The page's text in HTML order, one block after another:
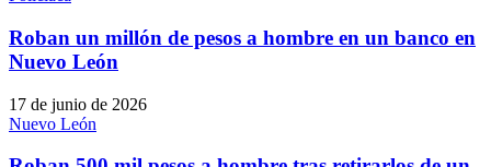
Roban un millón de pesos a hombre en un banco en
Nuevo León
17 de junio de 2026
Nuevo León